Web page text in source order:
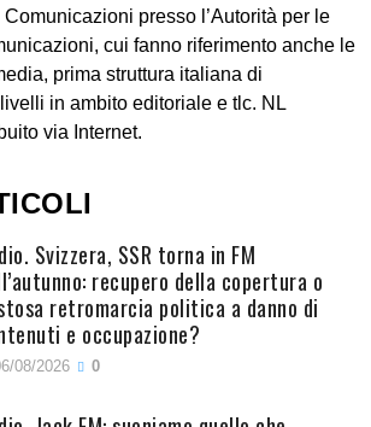
presso l’Autorità per le
cui fanno riferimento anche le
prima struttura italiana di
in ambito editoriale e tlc. NL
via Internet.
Svizzera, SSR torna in FM
recupero della copertura o
retromarcia politica a danno di
e occupazione?
08/2026 0